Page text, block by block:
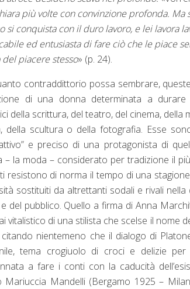
più volte con convinzione profonda. Ma
si conquista con il duro lavoro, e lei lavora
ed entusiasta di fare ciò che le piace
piacere stesso» (p. 24).
contraddittorio possa sembrare,
di una donna determinata a
della scrittura, del teatro, del cinema, della
della scultura o della fotografia. Esse
e preciso di una protagonista di
– la moda – considerato per tradizione il
resistono di norma il tempo di una
sostituiti da altrettanti sodali e rivali nella
del pubblico. Quello a firma di Anna
vitalistico di una stilista che scelse il nome
nientemeno che il dialogo di
tema crogiuolo di croci e delizie per
a fare i conti con la caducità
Mariuccia Mandelli (Bergamo 1925 –